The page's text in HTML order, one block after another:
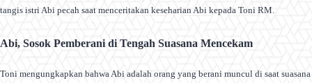
tangis istri Abi pecah saat menceritakan keseharian Abi kepada Toni RM.
Abi, Sosok Pemberani di Tengah Suasana Mencekam
Toni mengungkapkan bahwa Abi adalah orang yang berani muncul di saat suasana